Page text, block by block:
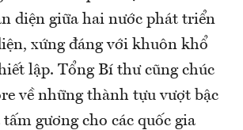
diện giữa hai nước phát triển
xứng đáng với khuôn khổ
lập. Tổng Bí thư cũng chúc
về những thành tựu vượt bậc
gương cho các quốc gia